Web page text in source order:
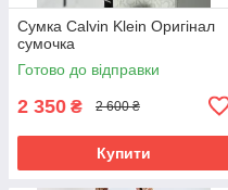
Сумка Calvin Klein Оригінал
сумочка
Готово до відправки
2 350 ₴ 2 600 ₴
Купити